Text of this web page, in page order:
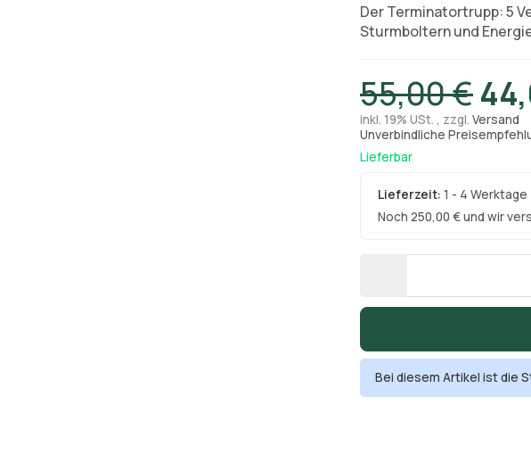
Der Terminatortrupp: 5
Sturmboltern und
55,00 €
inkl. 19% USt. , zzgl. Versand
Unverbindliche
Lieferbar
Lieferzeit:1 - 4 Werktage
Noch 250,00 € und wir
Bei diesem Artikel ist die